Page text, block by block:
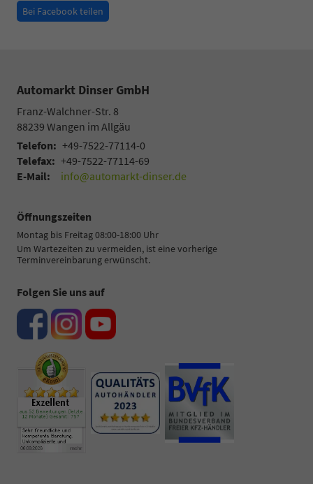
Bei Facebook teilen
Automarkt Dinser GmbH
Franz-Walchner-Str. 8
88239 Wangen im Allgäu
Telefon: +49-7522-77114-0
Telefax: +49-7522-77114-69
E-Mail:
info@automarkt-dinser.de
Öffnungszeiten
Montag bis Freitag 08:00-18:00 Uhr
Um Wartezeiten zu vermeiden, ist eine vorherige
Terminvereinbarung erwünscht.
Folgen Sie uns auf